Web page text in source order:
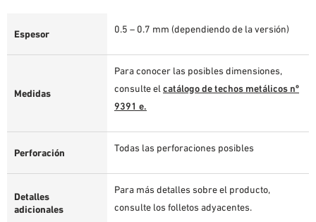
Espesor 0.5 – 0.7 mm (dependiendo de la versión)
Medidas
Para conocer las posibles dimensiones,
consulte elcatálogo de techos metálicos nº
9391 e.
Perforación Todas las perforaciones posibles
Detalles
adicionales
Para más detalles sobre el producto,
consulte los folletos adyacentes.